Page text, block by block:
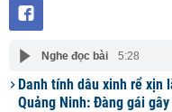
Nghe đọc bài 5:28
Danh tính dâu xinh rể xịn
Quảng Ninh: Đàng gái